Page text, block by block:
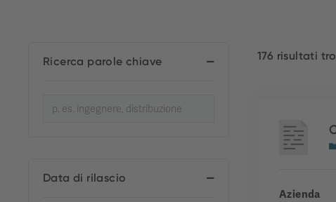
Ricerca parole chiave
Data di rilascio
176 risultati
Azienda